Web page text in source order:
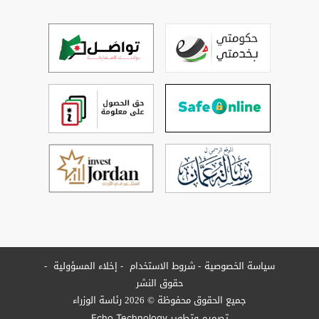
سياسة الخصوصية شروط الاستخدام
إخلاء المسؤولية
حقوق النشر
جميع الحقوق محفوظة © 2026 رئاسة الوزراء